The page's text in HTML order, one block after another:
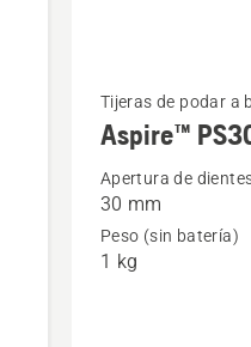
Ver
más
detalles
sobre
Aspire™
PS30X-
Tijeras de podar a
Aspire™
Apertura de
30 mm
Peso (sin batería)
1 kg